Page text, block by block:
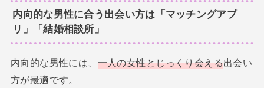
内向的な男性に合う出会い方は「マッチングアプ
リ」「結婚相談所」
内向的な男性には、 一人の女性とじっくり会える出会い
方が最適です。